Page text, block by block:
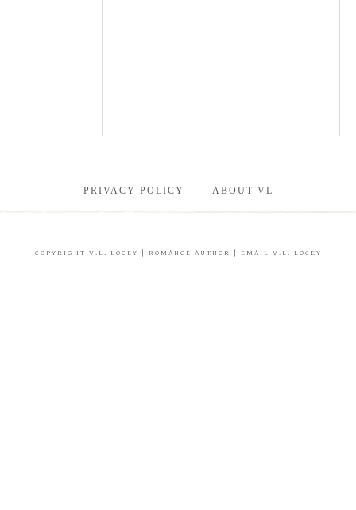
PRIVACY POLICY ABOUT VL
COPYRIGHT V.L. LOCEY | ROMANCE AUTHOR | EMAIL V.L. LOCEY